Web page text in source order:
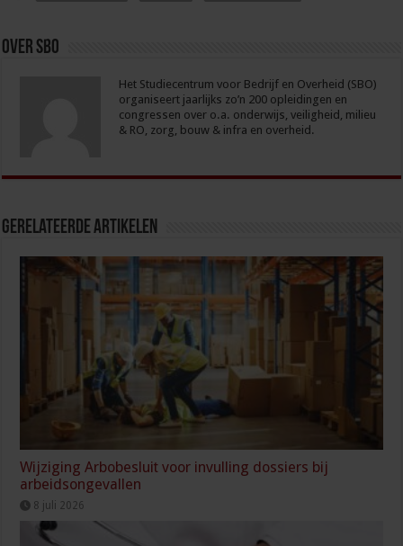
Over sbo
Het Studiecentrum voor Bedrijf en Overheid (SBO)
organiseert jaarlijks zo’n 200 opleidingen en
congressen over o.a. onderwijs, veiligheid, milieu
& RO, zorg, bouw & infra en overheid.
Gerelateerde Artikelen
Wijziging Arbobesluit voor invulling dossiers bij
arbeidsongevallen
8 juli 2026